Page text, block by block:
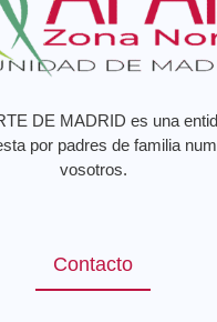
DE MADRID es una
por padres de familia
vosotros.
Contacto